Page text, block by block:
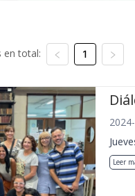
en total: 1
Leer